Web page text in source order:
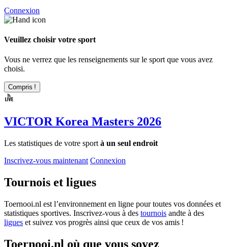
Connexion
Veuillez choisir votre sport
Vous ne verrez que les renseignements sur le sport que vous avez
choisi.
Compris !
VICTOR Korea Masters 2026
Les statistiques de votre sport à un seul endroit
Inscrivez-vous maintenant Connexion
Tournois et ligues
Toernooi.nl est l’environnement en ligne pour toutes vos données et
statistiques sportives. Inscrivez-vous à des tournois andte à des
ligues et suivez vos progrès ainsi que ceux de vos amis !
Toernooi.nl où que vous soyez